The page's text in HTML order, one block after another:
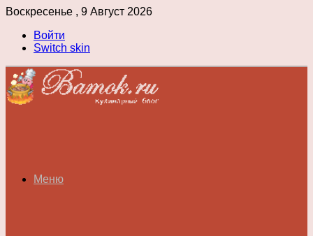
Воскресенье , 9 Август 2026
Войти
Switch skin
Меню